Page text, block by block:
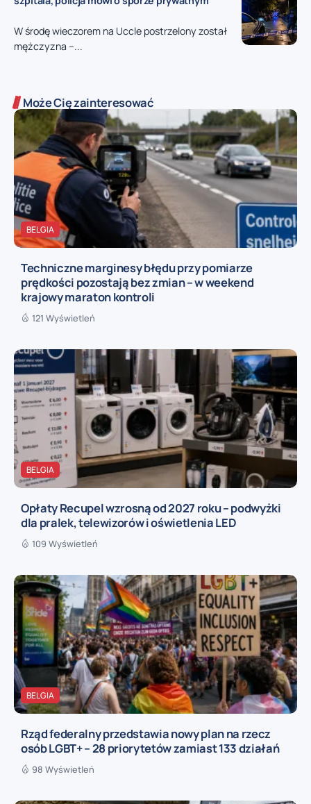
W środę wieczorem na Uccle postrzelony został
mężczyzna –...
Może Cię zainteresować
BELGIA
Techniczne marginesy błędu przy pomiarze
prędkości pozostają bez zmian – w weekend
krajowy maraton kontroli
121 Wyświetleń
BELGIA
Opłaty Recupel wzrosną od 2027 roku – podwyżki
dla pralek, telewizorów i oświetlenia LED
109 Wyświetleń
BELGIA
Rząd federalny przedstawia nowy plan na rzecz
osób LGBT+ – 28 priorytetów zamiast 133 działań
98 Wyświetleń